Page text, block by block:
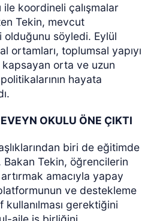
ile koordineli çalışmalar
Tekin, mevcut
olduğunu söyledi. Eylül
ortamları, toplumsal yapıyı
orta ve uzun
hayata
OKULU ÖNE ÇIKTI
biri de eğitimde
Tekin, öğrencilerin
artırmak amacıyla yapay
ve destekleme
kullanılması gerektiğini